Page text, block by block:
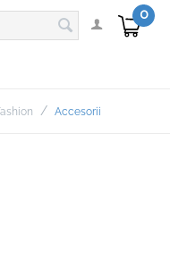
0
/ Accesorii